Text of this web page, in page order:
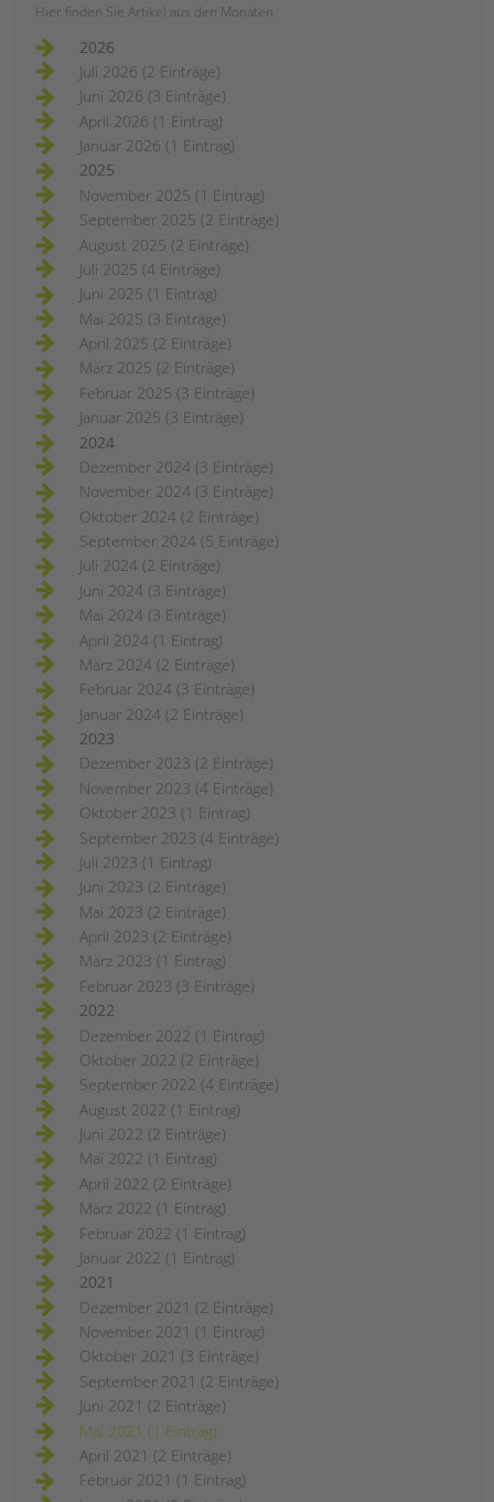
Hier finden Sie Artikel aus den Monaten
2026
Juli 2026 (2 Einträge)
Juni 2026 (3 Einträge)
April 2026 (1 Eintrag)
Januar 2026 (1 Eintrag)
2025
November 2025 (1 Eintrag)
September 2025 (2 Einträge)
August 2025 (2 Einträge)
Juli 2025 (4 Einträge)
Juni 2025 (1 Eintrag)
Mai 2025 (3 Einträge)
April 2025 (2 Einträge)
März 2025 (2 Einträge)
Februar 2025 (3 Einträge)
Januar 2025 (3 Einträge)
2024
Dezember 2024 (3 Einträge)
November 2024 (3 Einträge)
Oktober 2024 (2 Einträge)
September 2024 (5 Einträge)
Juli 2024 (2 Einträge)
Juni 2024 (3 Einträge)
Mai 2024 (3 Einträge)
April 2024 (1 Eintrag)
März 2024 (2 Einträge)
Februar 2024 (3 Einträge)
Januar 2024 (2 Einträge)
2023
Dezember 2023 (2 Einträge)
November 2023 (4 Einträge)
Oktober 2023 (1 Eintrag)
September 2023 (4 Einträge)
Juli 2023 (1 Eintrag)
Juni 2023 (2 Einträge)
Mai 2023 (2 Einträge)
April 2023 (2 Einträge)
März 2023 (1 Eintrag)
Februar 2023 (3 Einträge)
2022
Dezember 2022 (1 Eintrag)
Oktober 2022 (2 Einträge)
September 2022 (4 Einträge)
August 2022 (1 Eintrag)
Juni 2022 (2 Einträge)
Mai 2022 (1 Eintrag)
April 2022 (2 Einträge)
März 2022 (1 Eintrag)
Februar 2022 (1 Eintrag)
Januar 2022 (1 Eintrag)
2021
Dezember 2021 (2 Einträge)
November 2021 (1 Eintrag)
Oktober 2021 (3 Einträge)
September 2021 (2 Einträge)
Juni 2021 (2 Einträge)
Mai 2021 (1 Eintrag)
April 2021 (2 Einträge)
Februar 2021 (1 Eintrag)